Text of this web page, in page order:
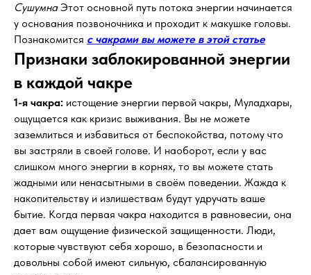
СушумнаЭтот основной путь потока энергии начинается
у основания позвоночника и проходит к макушке головы.
Познакомится с чакрами вы можете в этой статье
Признаки заблокированной энергии
в каждой чакре
1-я чакра: истощение энергии первой чакры, Муладхары,
ощущается как кризис выживания. Вы не можете
заземлиться и избавиться от беспокойства, потому что
вы застряли в своей голове. И наоборот, если у вас
слишком много энергии в корнях, то вы можете стать
жадными или ненасытными в своём поведении. Жажда к
накопительству и излишествам будут удручать ваше
бытие. Когда первая чакра находится в равновесии, она
дает вам ощущение физической защищенности. Люди,
которые чувствуют себя хорошо, в безопасности и
довольны собой имеют сильную, сбалансированную